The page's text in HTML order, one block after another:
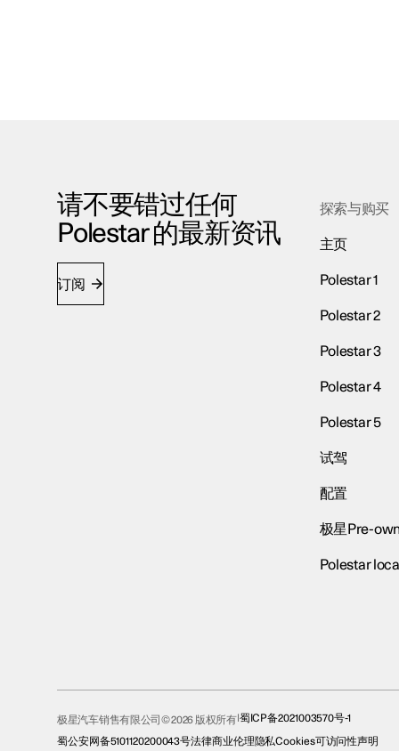
请不要错过任何
Polestar 的最新资讯
订阅
探索与购买
主页
Polestar 1
Polestar 2
Polestar 3
Polestar 4
Polestar 5
试驾
配置
极星Pre-
Polestar
极星汽车销售有限公司© 2026 版权所有 蜀ICP备2021003570号-1
蜀公安网备5101120200043号法律商业伦理隐私Cookies可访问性声明